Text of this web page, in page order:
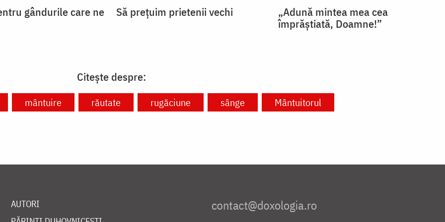
gândurile care ne Să prețuim prietenii vechi
„Adună mintea mea cea
împrăștiată, Doamne!”
Citește despre:
mântuire răutate rugăciune sânge Mântuitorul
AUTORI